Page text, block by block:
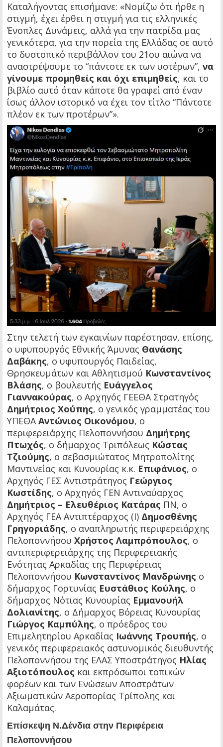
Καταλήγοντας επισήμανε: «Νομίζω ότι ήρθε η
στιγμή, έχει έρθει η στιγμή για τις ελληνικές
Ένοπλες Δυνάμεις, αλλά για την πατρίδα μας
γενικότερα, για την πορεία της Ελλάδας σε αυτό
το δυστοπικό περιβάλλον του 21ου αιώνα να
αναστρέψουμε το “πάντοτε εκ των υστέρων”, να
γίνουμε προμηθείς και όχι επιμηθείς, και το
βιβλίο αυτό όταν κάποτε θα γραφεί από έναν
ίσως άλλον ιστορικό να έχει τον τίτλο “Πάντοτε
πλέον εκ των προτέρων”».
Στην τελετή των εγκαινίων παρέστησαν, επίσης,
ο υφυπουργός Εθνικής Άμυνας Θανάσης
Δαβάκης, ο υφυπουργός Παιδείας,
Θρησκευμάτων και Αθλητισμού Κωνσταντίνος
Βλάσης, ο βουλευτής Ευάγγελος
Γιαννακούρας, ο Αρχηγός ΓΕΕΘΑ Στρατηγός
Δημήτριος Χούπης, ο γενικός γραμματέας του
ΥΠΕΘΑ Αντώνιος Οικονόμου, ο
περιφερειάρχης Πελοποννήσου Δημήτρης
Πτωχός, ο δήμαρχος Τριπόλεως Κώστας
Τζιούμης, ο σεβασμιώτατος Μητροπολίτης
Μαντινείας και Κυνουρίας κ.κ. Επιφάνιος, ο
Αρχηγός ΓΕΣ Αντιστράτηγος Γεώργιος
Κωστίδης, ο Αρχηγός ΓΕΝ Αντιναύαρχος
Δημήτριος – Ελευθέριος Κατάρας ΠΝ, ο
Αρχηγός ΓΕΑ Αντιπτέραρχος (Ι) Δημοσθένης
Γρηγοριάδης, ο αναπληρωτής περιφερειάρχης
Πελοποννήσου Χρήστος Λαμπρόπουλος, ο
αντιπεριφερειάρχης της Περιφερειακής
Ενότητας Αρκαδίας της Περιφέρειας
Πελοποννήσου Κωνσταντίνος Μανδρώνης ο
δήμαρχος Γορτυνίας Ευστάθιος Κούλης, ο
δήμαρχος Νότιας Κυνουρίας Εμμανουήλ
Δολιανίτης, ο Δήμαρχος Βόρειας Κυνουρίας
Γιώργος Καμπύλης, ο πρόεδρος του
Επιμελητηρίου Αρκαδίας Ιωάννης Τρουπής, ο
γενικός περιφερειακός αστυνομικός διευθυντής
Πελοποννήσου της ΕΛΑΣ Υποστράτηγος Ηλίας
Αξιοτόπουλος και εκπρόσωποι τοπικών
φορέων και των Ενώσεων Αποστράτων
Αξιωματικών Αεροπορίας Τρίπολης και
Καλαμάτας.
Επίσκεψη Ν.Δένδια στην Περιφέρεια
Πελοποννήσου